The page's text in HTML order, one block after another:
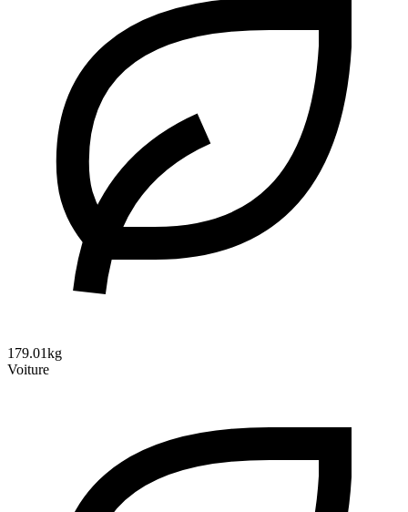
179.01kg
Voiture